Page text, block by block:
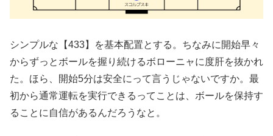
シンプルな【433】を基本配置とする。ちなみに開始早々
からずっとボールを握り続けるボローニャに度肝を抜かれ
た。ほら、開始5分は安全にって言うじゃないですか。最
初から通常運転を実行できるってことは、ボールを保持す
ることに自信があるんだろうなと。